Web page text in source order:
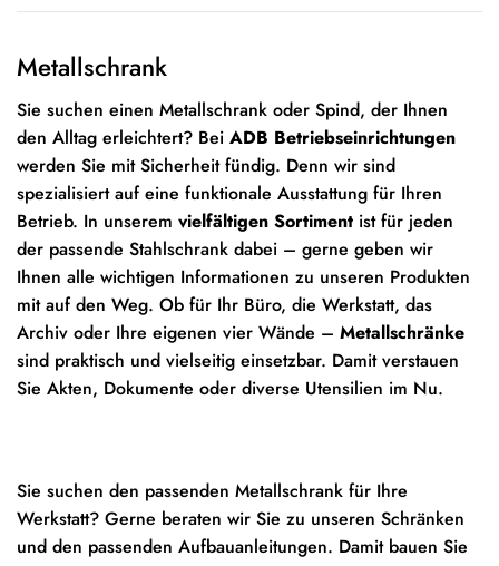
Metallschrank
Sie suchen einen Metallschrank oder Spind, der Ihnen
den Alltag erleichtert? Bei ADB Betriebseinrichtungen
werden Sie mit Sicherheit fündig. Denn wir sind
spezialisiert auf eine funktionale Ausstattung für Ihren
Betrieb. In unserem vielfältigen Sortiment ist für jeden
der passende Stahlschrank dabei – gerne geben wir
Ihnen alle wichtigen Informationen zu unseren Produkten
mit auf den Weg. Ob für Ihr Büro, die Werkstatt, das
Archiv oder Ihre eigenen vier Wände – Metallschränke
sind praktisch und vielseitig einsetzbar. Damit verstauen
Sie Akten, Dokumente oder diverse Utensilien im Nu.
Sie suchen den passenden Metallschrank für Ihre
Werkstatt? Gerne beraten wir Sie zu unseren Schränken
und den passenden Aufbauanleitungen. Damit bauen Sie